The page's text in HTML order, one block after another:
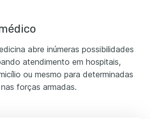
abre inúmeras possibilidades
atendimento em hospitais,
ou mesmo para determinadas
forças armadas.